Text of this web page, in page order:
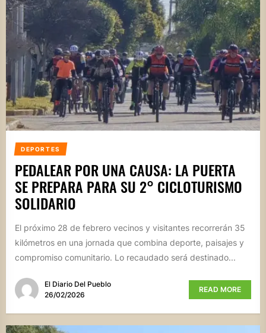
DEPORTES
PEDALEAR POR UNA CAUSA: LA PUERTA
SE PREPARA PARA SU 2° CICLOTURISMO
SOLIDARIO
El próximo 28 de febrero vecinos y visitantes recorrerán 35
kilómetros en una jornada que combina deporte, paisajes y
compromiso comunitario. Lo recaudado será destinado...
El Diario Del Pueblo
26/02/2026
READ MORE